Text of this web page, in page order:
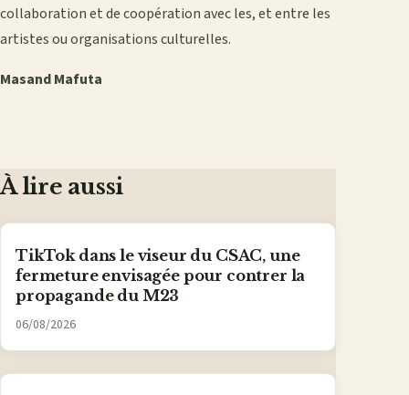
collaboration et de coopération avec les, et entre les
artistes ou organisations culturelles.
Masand Mafuta
À lire aussi
TikTok dans le viseur du CSAC, une
fermeture envisagée pour contrer la
propagande du M23
06/08/2026